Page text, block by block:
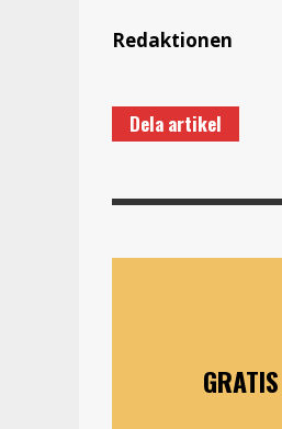
Redaktionen
Dela artikel